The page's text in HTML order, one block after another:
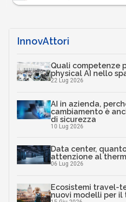
InnovAttori
Quali competenze
physical AI nello
22 Lug 2026
AI in azienda,
cambiamento è
di sicurezza
10 Lug 2026
Data center,
attenzione al
06 Lug 2026
Ecosistemi travel-
nuovi modelli per il